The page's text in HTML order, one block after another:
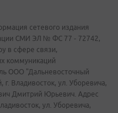
сетевого издания
СМИ ЭЛ № ФС 77 - 72742,
в сфере связи,
коммуникаций
ООО "Дальневосточный
Владивосток, ул. Уборевича,
Дмитрий Юрьевич. Адрес
ул. Уборевича,